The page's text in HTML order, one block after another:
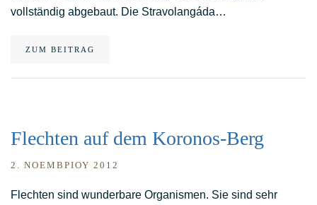
vollständig abgebaut. Die Stravolangáda…
ZUM BEITRAG
Flechten auf dem Koronos-Berg
2. ΝΟΕΜΒΡΊΟΥ 2012
Flechten sind wunderbare Organismen. Sie sind sehr